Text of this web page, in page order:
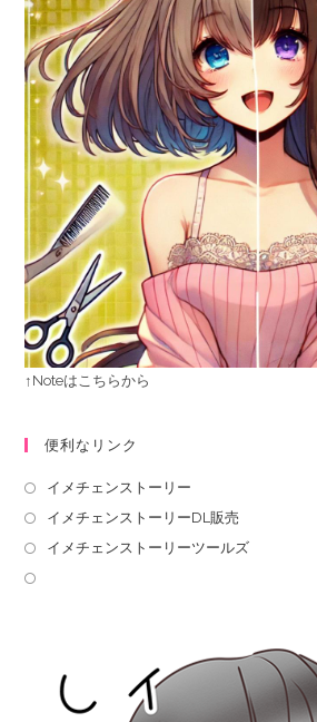
↑Noteはこちらから
便利なリンク
イメチェンストーリー
イメチェンストーリーDL販売
イメチェンストーリーツールズ